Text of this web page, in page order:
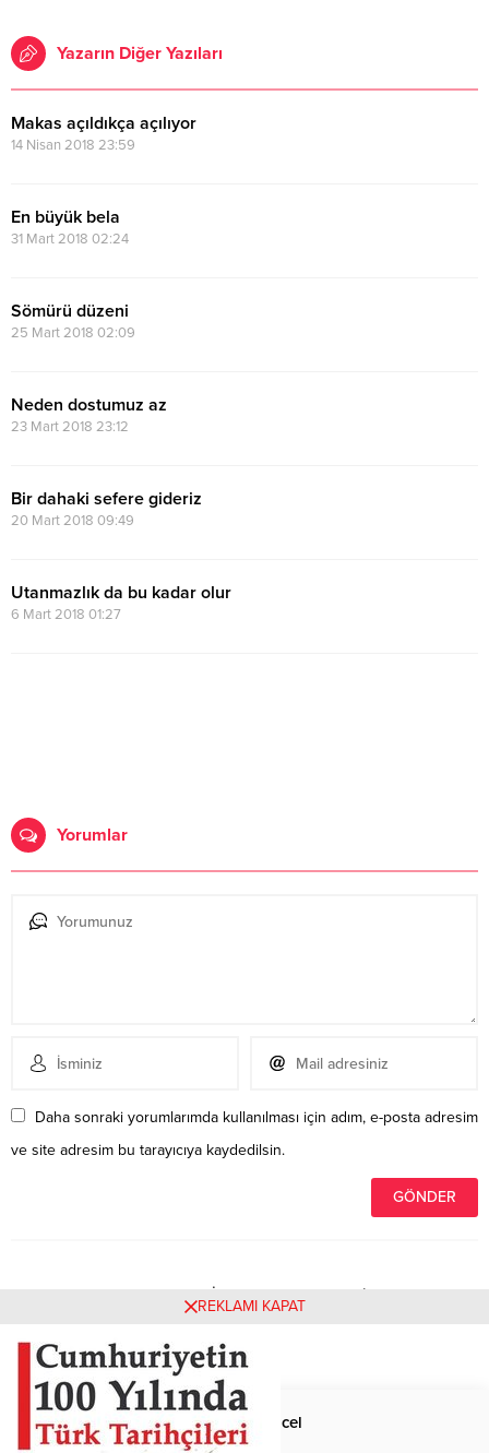
Yazarın Diğer Yazıları
Makas açıldıkça açılıyor
14 Nisan 2018 23:59
En büyük bela
31 Mart 2018 02:24
Sömürü düzeni
25 Mart 2018 02:09
Neden dostumuz az
23 Mart 2018 23:12
Bir dahaki sefere gideriz
20 Mart 2018 09:49
Utanmazlık da bu kadar olur
6 Mart 2018 01:27
Yorumlar
Daha sonraki yorumlarımda kullanılması için adım, e-posta adresim
ve site adresim bu tarayıcıya kaydedilsin.
Henüz yorum yapılmamış. İlk yorumu yukarıdaki form
aracılığıyla siz yapabilirsiniz.
Anasayfa Güncel
REKLAMI KAPAT